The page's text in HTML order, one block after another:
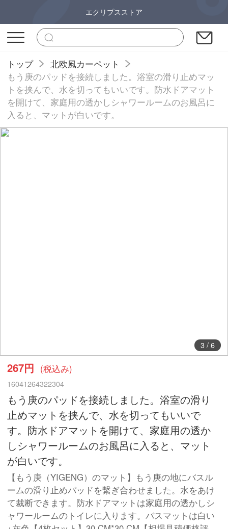
エクリプスストア
トップ
北欧風カーペット
もう庚のパッドを接続しました。浴室の滑り止めマッ
トを挟んで、水を切ってもいいです。防水ドアマット
を開けて、家庭用の透かしシャワールームのお風呂に
入ると、マットが白いです。
4/ 6
267円 (税込み)
16041264322304
もう庚のパッドを接続しました。浴室の滑り
止めマットを挟んで、水を切ってもいいで
す。防水ドアマットを開けて、家庭用の透か
しシャワールームのお風呂に入ると、マット
が白いです。
【もう庚（YIGENG）のマット】もう庚の地にバスル
ームの滑り止めパッドを繋ぎ合わせました。水をあけ
て裁断できます。防水ドアマットは家庭用の透かしシ
ャワールームのトイレに入ります。バスマットは白い